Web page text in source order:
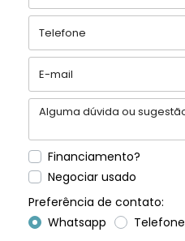
Financiamento?
Negociar usado
Preferência de contato:
Whatsapp
Telefone